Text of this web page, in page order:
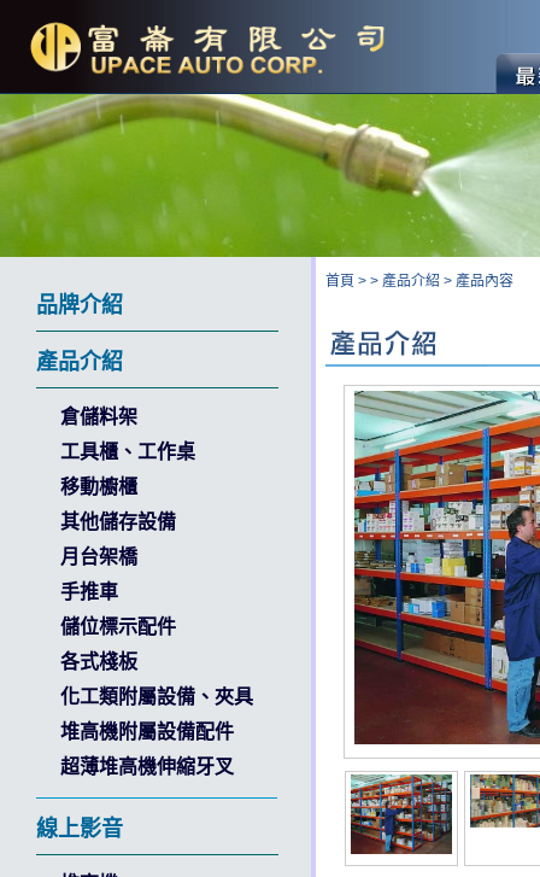
品牌介紹
產品介紹
倉儲料架
工具櫃、工作桌
移動櫥櫃
其他儲存設備
月台架橋
手推車
儲位標示配件
各式棧板
化工類附屬設備、夾具
堆高機附屬設備配件
超薄堆高機伸縮牙叉
線上影音
首頁 > > 產品介紹 > 產品內容